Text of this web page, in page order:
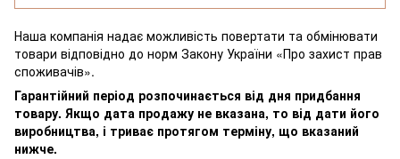
Наша компанія надає можливість повертати та обмінювати
товари відповідно до норм Закону України «Про захист прав
споживачів».
Гарантійний період розпочинається від дня придбання
товару. Якщо дата продажу не вказана, то від дати його
виробництва, і триває протягом терміну, що вказаний
нижче.